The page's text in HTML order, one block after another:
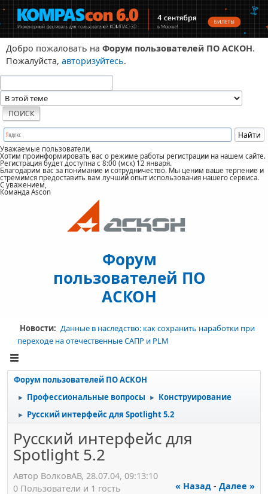
Добро пожаловать на Форум пользователей ПО АСКОН.
Пожалуйста, авторизуйтесь.
Уважаемые пользователи,
Хотим проинформировать вас о режиме работы регистрации на нашем сайте.
Регистрация будет доступна с 8:00 (мск) 12 января.
Благодарим вас за понимание и сотрудничество. Мы ценим ваше терпение и
стремимся предоставить вам лучший опыт использования нашего сервиса.
С уважением,
Команда Ascon
Форум
пользователей ПО
АСКОН
Новости: Данные в наследство: как сохранить наработки при
переходе на отечественные САПР и PLM
Форум пользователей ПО АСКОН
► Профессиональные вопросы ► Конструирование
► Русский интерфейс для Spotlight 5.2
Русский интерфейс для
Spotlight 5.2
Автор ВолковАВ, 28.07.04, 09:13:10
« Назад - Далее »
0 Пользователи и 1 гость